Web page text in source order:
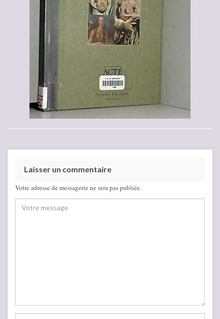
Laisser un commentaire
Votre adresse de messagerie ne sera pas publiée.